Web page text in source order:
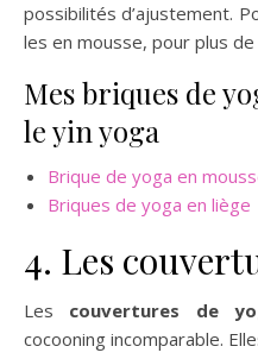
possibilités d’ajustement.
les en mousse, pour plus
Mes briques de
le yin yoga
Brique de yoga en
Briques de yoga en liège
4. Les
Les couvertures de
cocooning incomparable.